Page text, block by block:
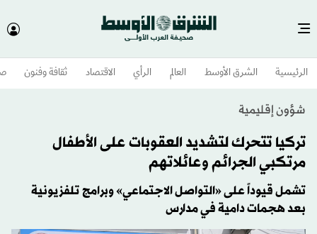
الرئيسية الشرق الأوسط​ العالم الرأي الاقتصاد ثقافة وفنون
شؤون إقليمية
تركيا تتحرك لتشديد العقوبات على الأطفال
مرتكبي الجرائم وعائلاتهم
تشمل قيوداً على «التواصل الاجتماعي» وبرامج تلفزيونية
بعد هجمات دامية في مدارس